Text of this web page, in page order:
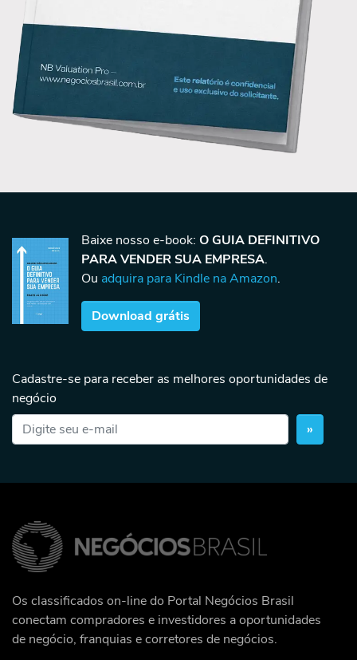
Baixe nosso e-book: O GUIA DEFINITIVO
PARA VENDER SUA EMPRESA.
Ou adquira para Kindle na Amazon.
Download grátis
Cadastre-se para receber as melhores oportunidades de
negócio
»
Os classificados on-line do Portal Negócios Brasil
conectam compradores e investidores a oportunidades
de negócio, franquias e corretores de negócios.